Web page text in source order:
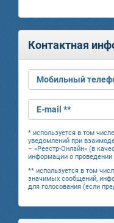
Контактная
Мобильный
E-mail **
* используется в том
уведомлений при
– «Реестр-Онлайн» (в
информации о
** используется в том
значимых сообщений,
для голосования (если